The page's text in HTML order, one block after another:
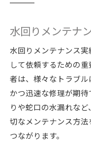
水回りメンテナ
水回りメンテナンス
して依頼するための
者は、様々なトラブ
かつ迅速な修理が期
りや蛇口の水漏れな
切なメンテナンス方
つながります。